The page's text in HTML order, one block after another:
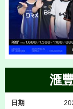
滙
日期